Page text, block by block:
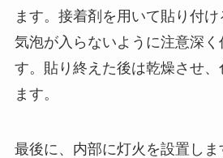
ます。接着剤を用いて貼り付
気泡が入らないように注意深く
す。貼り終えた後は乾燥させ、
ます。
最後に、内部に灯火を設置し